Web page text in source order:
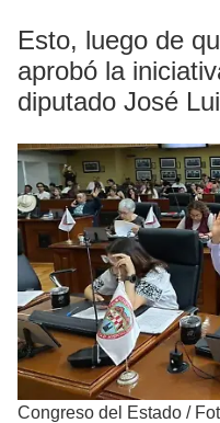
Esto, luego de
aprobó la
diputado José
Congreso del Estado /